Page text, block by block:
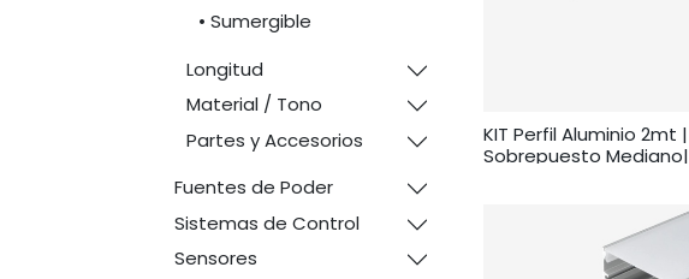
• Sumergible
Longitud
Material / Tono
Partes y Accesorios
Fuentes de Poder
Sistemas de Control
Sensores
KIT Perfil Aluminio 2mt |
Sobrepuesto Mediano|